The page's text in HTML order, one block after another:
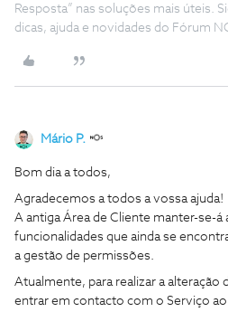
Resposta” nas soluções mais úteis.
dicas, ajuda e novidades do Fórum
Mário P.
Bom dia a todos,
Agradecemos a todos a vossa ajuda!
A antiga Área de Cliente manter-se-á
funcionalidades que ainda se
a gestão de permissões.
Atualmente, para realizar a alteração
entrar em contacto com o Serviço